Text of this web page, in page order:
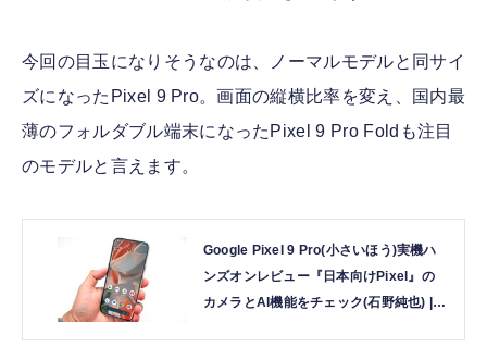
今回の目玉になりそうなのは、ノーマルモデルと同サイ
ズになったPixel 9 Pro。画面の縦横比率を変え、国内最
薄のフォルダブル端末になったPixel 9 Pro Foldも注目
のモデルと言えます。
Google Pixel 9 Pro(小さいほう)実機ハ
ンズオンレビュー『日本向けPixel』の
カメラとAI機能をチェック(石野純也) |